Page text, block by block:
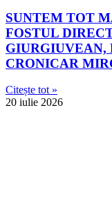
SUNTEM TOT
FOSTUL
GIURGIUVEAN,
CRONICAR
Citește tot »
20 iulie 2026